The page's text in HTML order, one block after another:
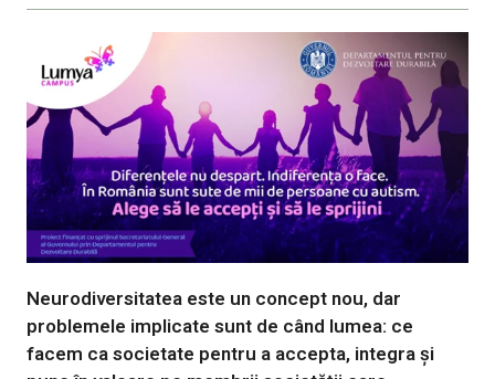
Neurodiversitatea este un concept nou, dar
problemele implicate sunt de când lumea: ce
facem ca societate pentru a accepta, integra și